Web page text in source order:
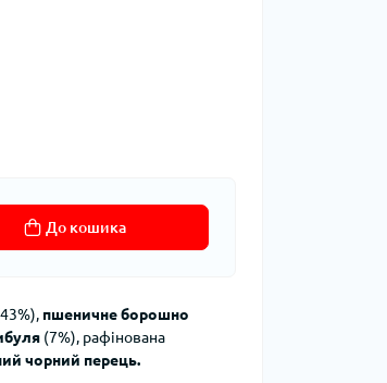
До кошика
пшеничне борошно
(7%), рафінована
чорний перець.